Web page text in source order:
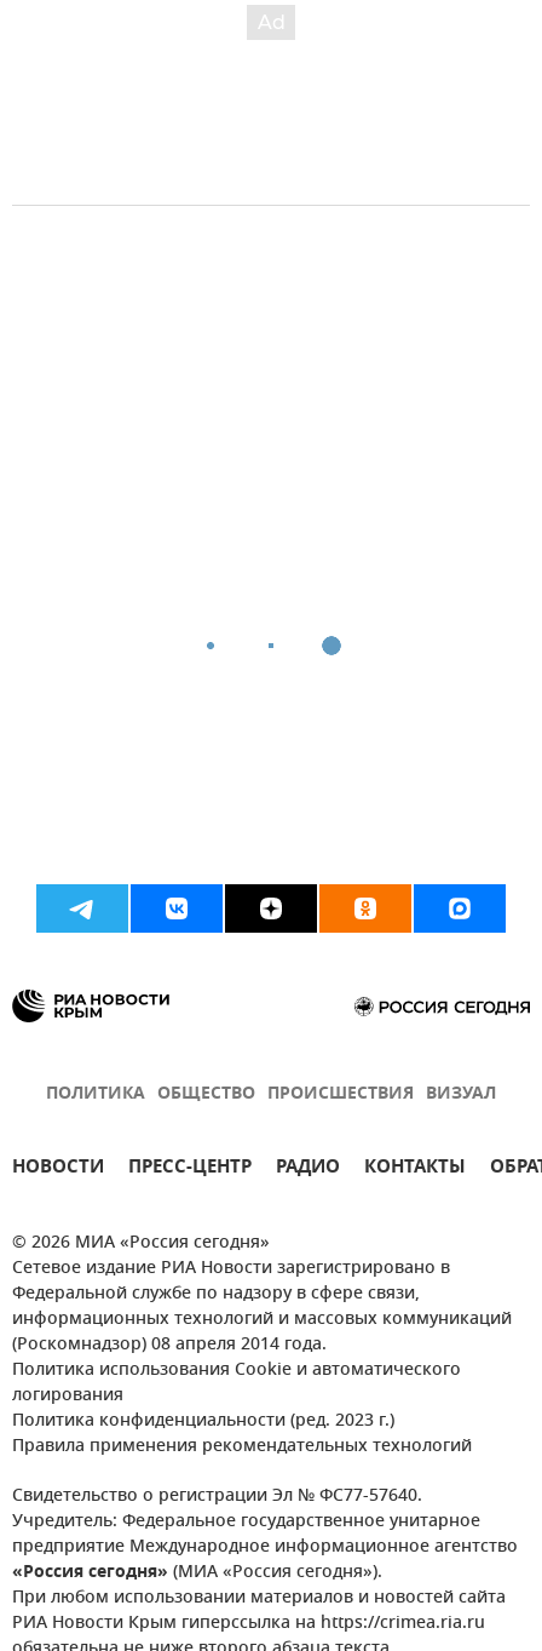
ПОЛИТИКА ОБЩЕСТВО ПРОИСШЕСТВИЯ ВИЗУАЛ
НОВОСТИ ПРЕСС-ЦЕНТР РАДИО КОНТАКТЫ
© 2026 МИА «Россия сегодня»
Сетевое издание РИА Новости зарегистрировано в
Федеральной службе по надзору в сфере связи,
информационных технологий и массовых коммуникаций
(Роскомнадзор) 08 апреля 2014 года.
Политика использования Cookie и автоматического
логирования
Политика конфиденциальности (ред. 2023 г.)
Правила применения рекомендательных технологий
Свидетельство о регистрации Эл № ФС77-57640.
Учредитель: Федеральное государственное унитарное
предприятие Международное информационное агентство
«Россия сегодня» (МИА «Россия сегодня»).
При любом использовании материалов и новостей сайта
РИА Новости Крым гиперссылка на https://crimea.ria.ru